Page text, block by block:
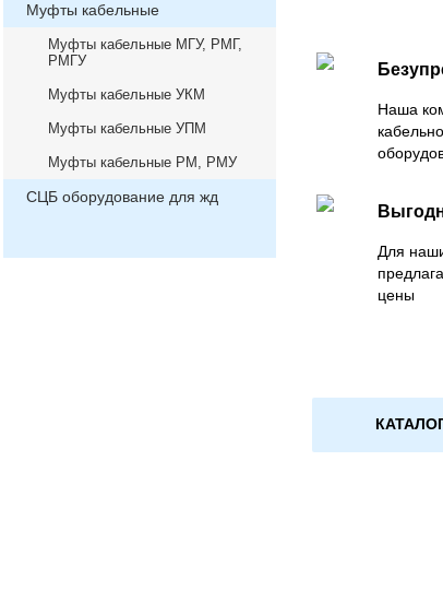
Муфты кабельные
Муфты кабельные МГУ, РМГ,
РМГУ
Муфты кабельные УКМ
Муфты кабельные УПМ
Муфты кабельные РМ, РМУ
СЦБ оборудование для жд
Наша
Для
цены